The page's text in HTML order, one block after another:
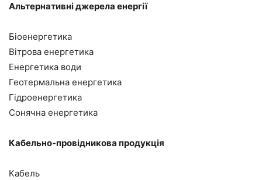
Альтернативні джерела енергії
Біоенергетика
Вітрова енергетика
Енергетика води
Геотермальна енергетика
Гідроенергетика
Сонячна енергетика
Кабельно-провідникова продукція
Кабель